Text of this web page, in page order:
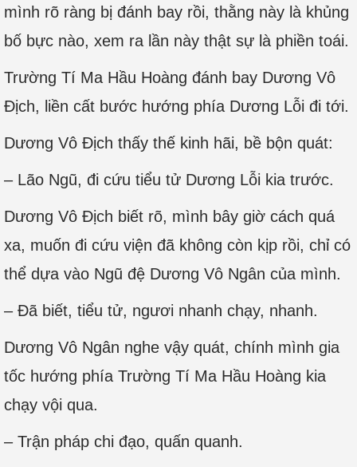
mình rõ ràng bị đánh bay rồi, thằng này là khủng
bố bực nào, xem ra lần này thật sự là phiền toái.
Trường Tí Ma Hầu Hoàng đánh bay Dương Vô
Địch, liền cất bước hướng phía Dương Lỗi đi tới.
Dương Vô Địch thấy thế kinh hãi, bề bộn quát:
– Lão Ngũ, đi cứu tiểu tử Dương Lỗi kia trước.
Dương Vô Địch biết rõ, mình bây giờ cách quá
xa, muốn đi cứu viện đã không còn kịp rồi, chỉ có
thể dựa vào Ngũ đệ Dương Vô Ngân của mình.
– Đã biết, tiểu tử, ngươi nhanh chạy, nhanh.
Dương Vô Ngân nghe vậy quát, chính mình gia
tốc hướng phía Trường Tí Ma Hầu Hoàng kia
chạy vội qua.
– Trận pháp chi đạo, quấn quanh.